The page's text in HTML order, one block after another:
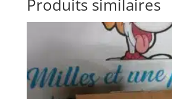
Produits similaires